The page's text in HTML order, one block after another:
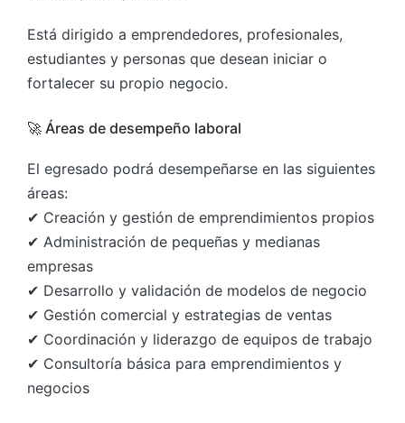
Está dirigido a emprendedores, profesionales,
estudiantes y personas que desean iniciar o
fortalecer su propio negocio.
🚀 Áreas de desempeño laboral
El egresado podrá desempeñarse en las siguientes
áreas:
✔ Creación y gestión de emprendimientos propios
✔ Administración de pequeñas y medianas
empresas
✔ Desarrollo y validación de modelos de negocio
✔ Gestión comercial y estrategias de ventas
✔ Coordinación y liderazgo de equipos de trabajo
✔ Consultoría básica para emprendimientos y
negocios